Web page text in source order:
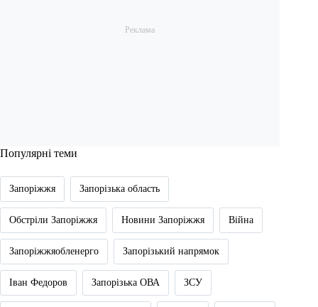
Популярні теми
Запоріжжя Запорізька область
Обстріли Запоріжжя Новини Запоріжжя Війна
Запоріжжяобленерго Запорізький напрямок
Іван Федоров Запорізька ОВА ЗСУ